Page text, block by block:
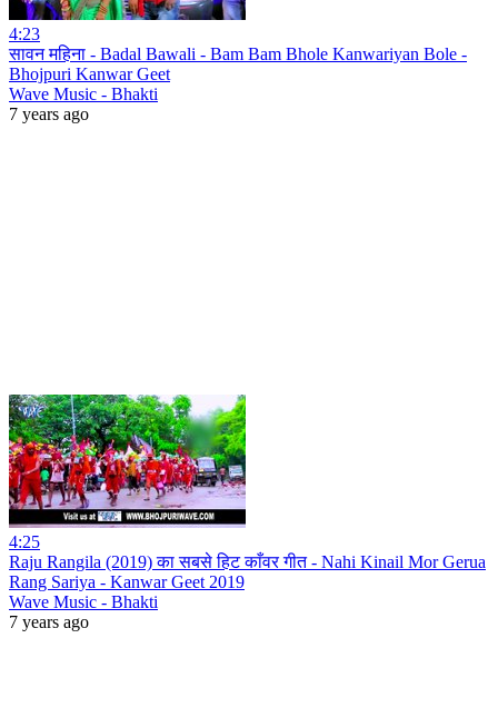
4:23
सावन महिना - Badal Bawali - Bam Bam Bhole Kanwariyan Bole -
Bhojpuri Kanwar Geet
Wave Music - Bhakti
7 years ago
4:25
Raju Rangila (2019) का सबसे हिट काँवर गीत - Nahi Kinail Mor Gerua
Rang Sariya - Kanwar Geet 2019
Wave Music - Bhakti
7 years ago